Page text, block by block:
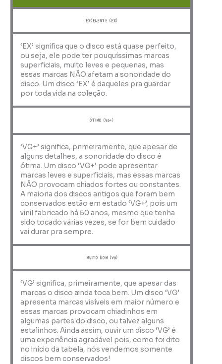
Excelente (EX)
‘EX’ significa que o disco está quase perfeito,
ou seja, ele pode ter pouquíssimas marcas
superficiais, muito leves e pequenas, mas
essas marcas NÃO afetam a sonoridade do
disco. Um disco ‘EX’ é daqueles pra guardar
por toda vida na coleção.
ótimo (VG+)
‘VG+’ significa, primeiramente, que apesar de
alguns detalhes, a sonoridade do disco é
ótima. Um disco ‘VG+’ pode apresentar
marcas leves e superficiais, mas essas marcas
NÃO provocam chiados fortes ou constantes.
A maioria dos discos antigos que foram bem
conservados estão em estado ‘VG+’, pois um
vinil fabricado há 50 anos, mesmo que tenha
sido tocado várias vezes, se for bem cuidado
vai durar pra sempre.
muito bom (VG)
‘VG’ significa, primeiramente, que apesar das
marcas o disco ainda toca bem. Um disco ‘VG’
apresenta marcas visíveis em maior número e
essas marcas provocam chiadinhos em
algumas partes do disco, ou talvez alguns
estalinhos. Ainda assim, ouvir um disco ‘VG’ é
uma experiência agradável pois, como foi dito
no início da tabela, nós vendemos somente
discos bem conservados!